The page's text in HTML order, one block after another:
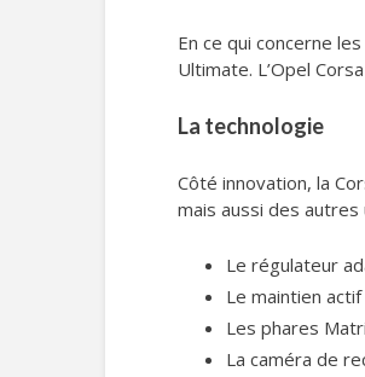
En ce qui concerne
Ultimate. L’Opel
La technologie
Côté innovation, la
mais aussi des
Le régulateur
Le maintien
Les phares
La caméra de